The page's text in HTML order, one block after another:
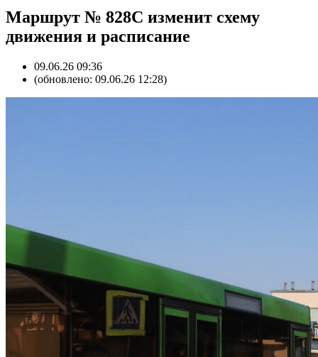
Маршрут № 828С изменит схему
движения и расписание
09.06.26 09:36
(обновлено: 09.06.26 12:28)